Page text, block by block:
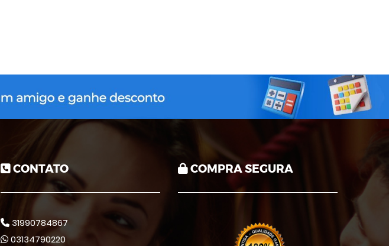
CONTATO
31990784867
03134790220
COMPRA SEGURA